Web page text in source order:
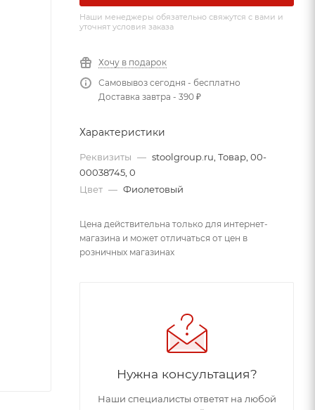
Наши менеджеры обязательно свяжутся с вами и
уточнят условия заказа
Хочу в подарок
Самовывоз сегодня - бесплатно
Доставка завтра - 390 ₽
Характеристики
Реквизиты — stoolgroup.ru, Товар, 00-
00038745, 0
Цвет — Фиолетовый
Цена действительна только для интернет-
магазина и может отличаться от цен в
розничных магазинах
Нужна консультация?
Наши специалисты ответят на любой